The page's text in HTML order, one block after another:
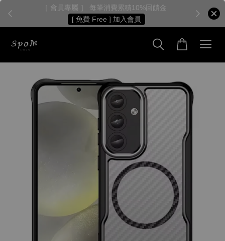
［ 會員專屬 ］ 每筆消費累積10%回饋金
[ 免費 Free ] 加入會員